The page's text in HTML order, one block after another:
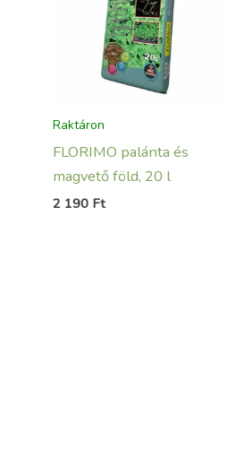
Raktáron
FLORIMO palánta és
magvető föld, 20 l
2 190 Ft